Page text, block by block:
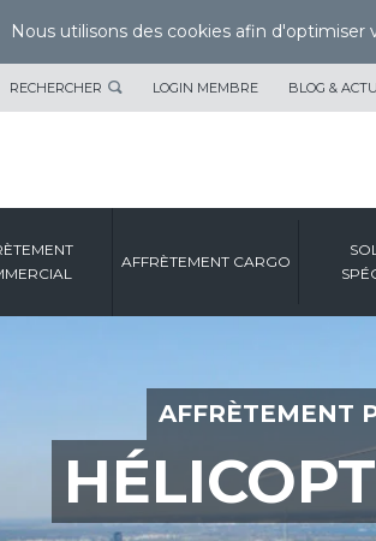
Nous utilisons des cookies afin d'optimiser
RECHERCHER LOGIN MEMBRE BLOG &
AFFRÈTEMENT CARGO
AFFRÈTEMENT